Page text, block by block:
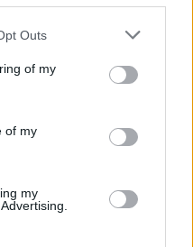
uses one or more Google
You may click to
its third-party tags to
purposes in below Google
Outs
of my
of my
my